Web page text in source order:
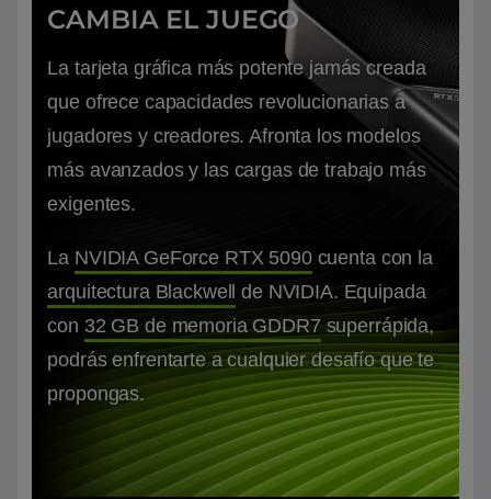
CAMBIA EL JUEGO
La tarjeta gráfica más potente jamás creada
que ofrece capacidades revolucionarias a
jugadores y creadores. Afronta los modelos
más avanzados y las cargas de trabajo más
exigentes.
La NVIDIA GeForce RTX 5090cuenta con la
arquitectura Blackwell de NVIDIA. Equipada
con 32 GB de memoria GDDR7 superrápida,
podrás enfrentarte a cualquier desafío que te
propongas.